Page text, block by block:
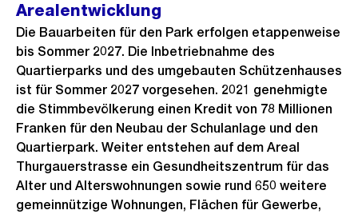
Arealentwicklung
Die Bauarbeiten für den Park erfolgen etappenweise
bis Sommer 2027. Die Inbetriebnahme des
Quartierparks und des umgebauten Schützenhauses
ist für Sommer 2027 vorgesehen. 2021 genehmigte
die Stimmbevölkerung einen Kredit von 78 Millionen
Franken für den Neubau der Schulanlage und den
Quartierpark. Weiter entstehen auf dem Areal
Thurgauerstrasse ein Gesundheitszentrum für das
Alter und Alterswohnungen sowie rund 650 weitere
gemeinnützige Wohnungen, Flächen für Gewerbe,